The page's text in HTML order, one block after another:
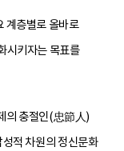
계층별로 올바로
시키자는 목표를
의 충절인(忠節人)
적 차원의 정신문화